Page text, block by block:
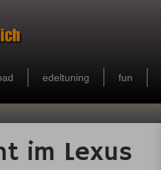
edeltuning fun
im Lexus